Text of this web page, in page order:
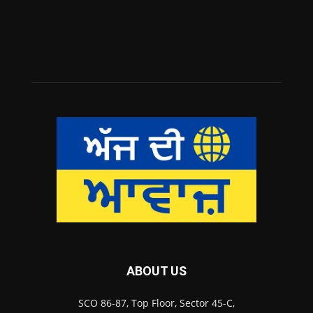
ABOUT US
SCO 86-87, Top Floor, Sector 45-C,